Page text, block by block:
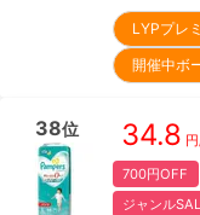
LYPプレ
開催中ボ
38位 34.8
700円OFF
ジャンル